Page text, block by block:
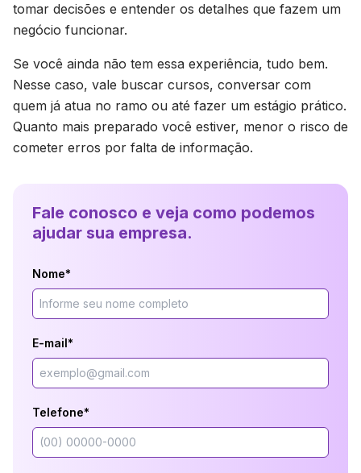
tomar decisões e entender os detalhes que fazem um
negócio funcionar.
Se você ainda não tem essa experiência, tudo bem.
Nesse caso, vale buscar cursos, conversar com
quem já atua no ramo ou até fazer um estágio prático.
Quanto mais preparado você estiver, menor o risco de
cometer erros por falta de informação.
Fale conosco e veja como podemos
ajudar sua empresa.
Nome*
E-mail*
Telefone*